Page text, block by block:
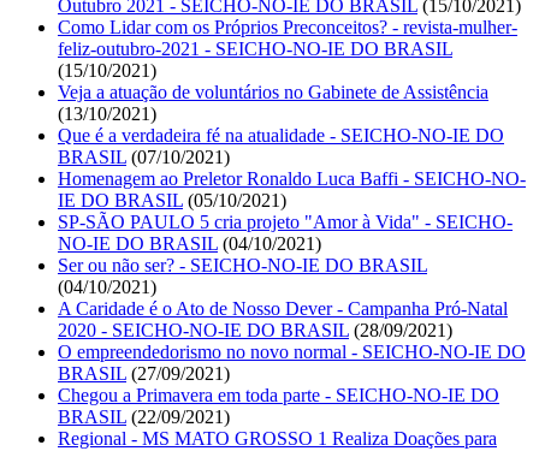
Outubro 2021 - SEICHO-NO-IE DO BRASIL (15/10/2021)
Como Lidar com os Próprios Preconceitos? - revista-mulher-
feliz-outubro-2021 - SEICHO-NO-IE DO BRASIL
(15/10/2021)
Veja a atuação de voluntários no Gabinete de Assistência
(13/10/2021)
Que é a verdadeira fé na atualidade - SEICHO-NO-IE DO
BRASIL (07/10/2021)
Homenagem ao Preletor Ronaldo Luca Baffi - SEICHO-NO-
IE DO BRASIL (05/10/2021)
SP-SÃO PAULO 5 cria projeto "Amor à Vida" - SEICHO-
NO-IE DO BRASIL (04/10/2021)
Ser ou não ser? - SEICHO-NO-IE DO BRASIL
(04/10/2021)
A Caridade é o Ato de Nosso Dever - Campanha Pró-Natal
2020 - SEICHO-NO-IE DO BRASIL (28/09/2021)
O empreendedorismo no novo normal - SEICHO-NO-IE DO
BRASIL (27/09/2021)
Chegou a Primavera em toda parte - SEICHO-NO-IE DO
BRASIL (22/09/2021)
Regional - MS MATO GROSSO 1 Realiza Doações para